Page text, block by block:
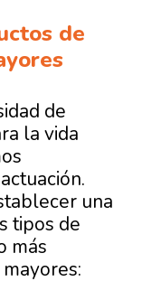
de
de
la vida
una
tipos de
más